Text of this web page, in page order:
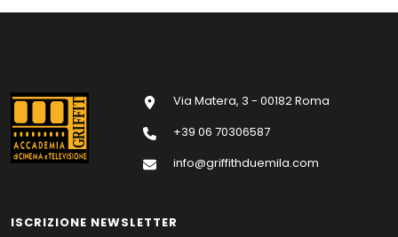
Via Matera, 3 - 00182 Roma
+39 06 70306587
info@griffithduemila.com
ISCRIZIONE NEWSLETTER